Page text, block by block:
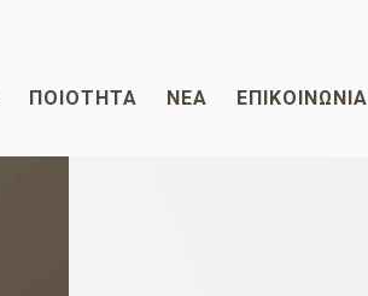
ΠΟΙΌΤΗΤΑ ΝΈΑ ΕΠΙΚΟΙΝΩΝΊΑ